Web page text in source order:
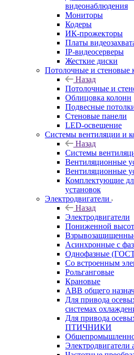
видеонаблюдения
Мониторы
Кодеры
ИК-прожекторы
Платы
IP-видеосерверы
Жесткие диски
Потолочные и стеновые
Назад
Потолочные и
Облицовка колонн
Подвесные
Стеновые панели
LED-освещение
Системы вентиляции и
Назад
Системы
Вентиляционные
Вентиляционные
Комплектующие
установок
Электродвигатели
Назад
Электродвигатели
Пониженной
Асинхронные с
Однофазные
Со встроенным
Рольганговые
Крановые
АВВ общего
Для привода
системах
Для привода
ПТИЧНИКИ
Электродвигатели